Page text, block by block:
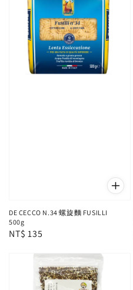
DE CECCO N.34 螺旋麵 FUSILLI
500g
Regular
NT$ 135